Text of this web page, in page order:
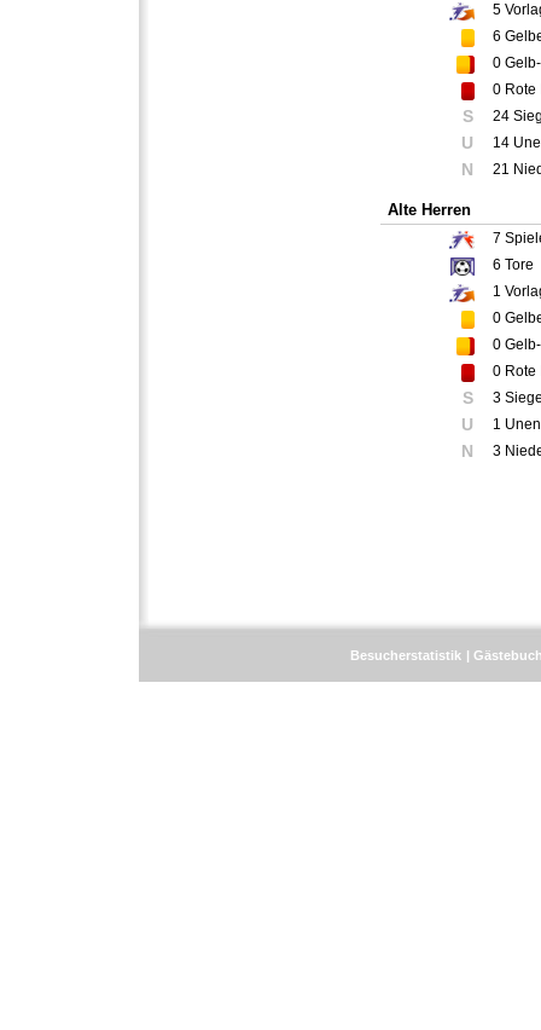
5
6
0
0 Rote
S 24
U 14
N 21
Alte Herren
7
6 Tore
1
0
0
0 Rote
S 3
U 1
N 3
Besucherstatistik